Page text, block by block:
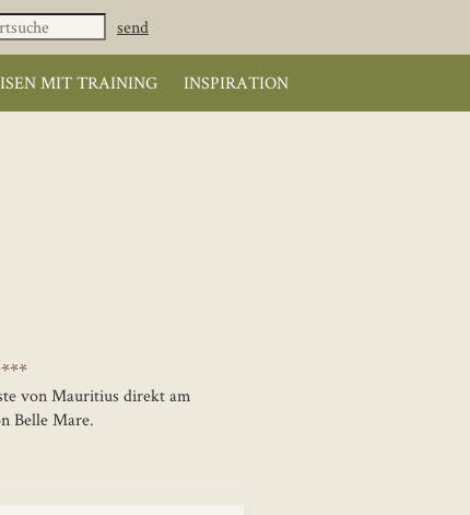
MIT TRAINING INSPIRATION
von Mauritius direkt am
Belle Mare.